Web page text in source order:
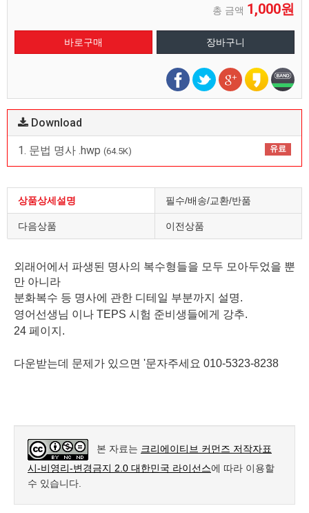
총 금액 1,000원
Download
1. 문법 명사 .hwp (64.5K) 유료
상품상세설명 필수/배송/교환/반품
다음상품 이전상품
외래어에서 파생된 명사의 복수형들을 모두 모아두었을 뿐
만 아니라
분화복수 등 명사에 관한 디테일 부분까지 설명.
영어선생님 이나 TEPS 시험 준비생들에게 강추.
24 페이지.
다운받는데 문제가 있으면 '문자주세요 010-5323-8238
본 자료는 크리에이티브 커먼즈 저작자표
시-비영리-변경금지 2.0 대한민국 라이선스에 따라 이용할
수 있습니다.